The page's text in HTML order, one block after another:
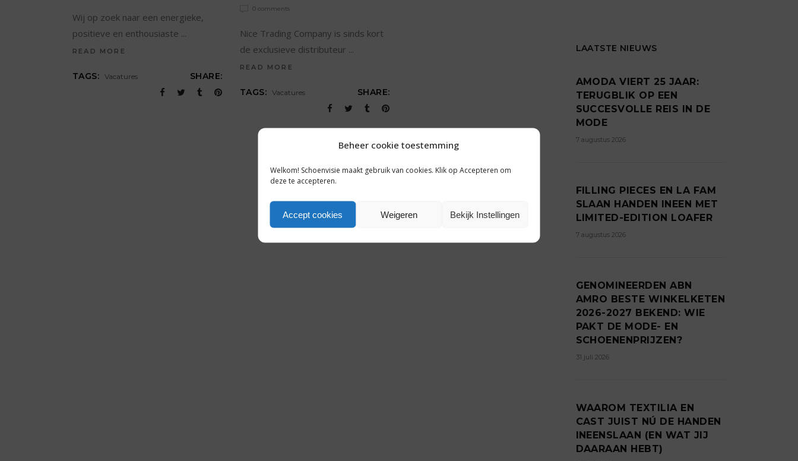
Beheer cookie toestemming
Welkom! Schoenvisie maakt gebruik van cookies. Klik op Accepteren om
deze te accepteren.
Accept cookies Weigeren Bekijk Instellingen
Wij op zoek naar een energieke,
positieve en enthousiaste
READ MORE
TAGS: Vacatures SHARE:
0 comments
Nice Trading Company is sinds kort
de exclusieve distributeur
READ MORE
TAGS: Vacatures SHARE:
LAATSTE NIEUWS
AMODA VIERT 25 JAAR:
TERUGBLIK OP EEN
SUCCESVOLLE REIS IN DE
MODE
7 augustus 2026
FILLING PIECES EN LA FAM
SLAAN HANDEN INEEN MET
LIMITED-EDITION LOAFER
7 augustus 2026
GENOMINEERDEN ABN
AMRO BESTE WINKELKETEN
2026-2027 BEKEND: WIE
PAKT DE MODE- EN
SCHOENENPRIJZEN?
31 juli 2026
WAAROM TEXTILIA EN
CAST JUIST NÚ DE HANDEN
INEENSLAAN (EN WAT JIJ
DAARAAN HEBT)